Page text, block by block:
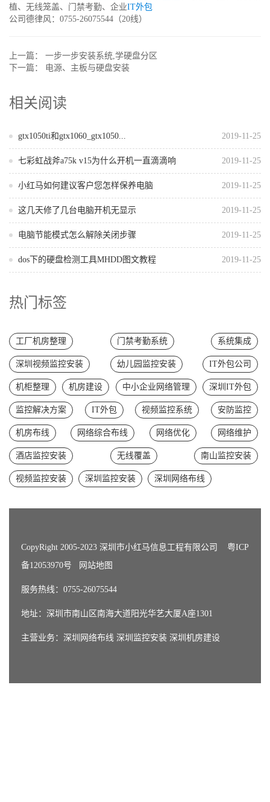
植、无线笼盖、门禁考勤、企业IT外包
公司德律风：0755-26075544（20线）
上一篇： 一步一步安装系统,学硬盘分区
下一篇：
电源、主板与硬盘安装
相关阅读
2019-11-25
gtx1050ti和gtx1060_gtx1050...
2019-11-25
七彩虹战斧a75k v15为什么开机一直滴滴响
2019-11-25
小红马如何建议客户您怎样保养电脑
2019-11-25
这几天修了几台电脑开机无显示
2019-11-25
电脑节能模式怎么解除关闭步骤
2019-11-25
dos下的硬盘检测工具MHDD图文教程
热门标签
工厂机房整理 门禁考勤系统 系统集成
深圳视频监控安装 幼儿园监控安装 IT外包公司
机柜整理 机房建设 中小企业网络管理 深圳IT外包
监控解决方案 IT外包 视频监控系统 安防监控
机房布线 网络综合布线 网络优化 网络维护
酒店监控安装 无线覆盖 南山监控安装
视频监控安装 深圳监控安装 深圳网络布线
CopyRight 2005-2023 深圳市小红马信息工程有限公司 粤ICP
备12053970号
网站地图
服务热线：0755-26075544
地址：深圳市南山区南海大道阳光华艺大厦A座1301
主营业务： 深圳网络布线 深圳监控安装 深圳机房建设